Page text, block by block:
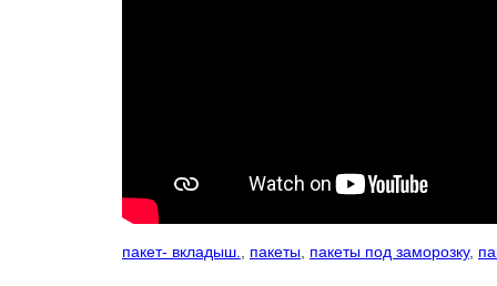
пакет- вкладыш., пакеты, пакеты под заморозку,